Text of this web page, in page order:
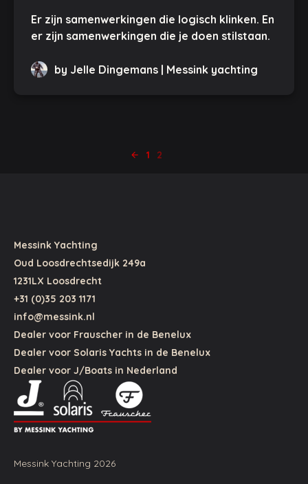
Er zijn samenwerkingen die logisch klinken. En
er zijn samenwerkingen die je doen stilstaan.
by Jelle Dingemans | Messink yachting
arrow_back 1 2
Messink Yachting 2026
Messink Yachting
Oud Loosdrechtsedijk 249a
1231LX Loosdrecht
+31 (0)35 203 1171
info@messink.nl
Dealer voor Frauscher in de Benelux
Dealer voor Solaris Yachts in de Benelux
Dealer voor J/Boats in Nederland